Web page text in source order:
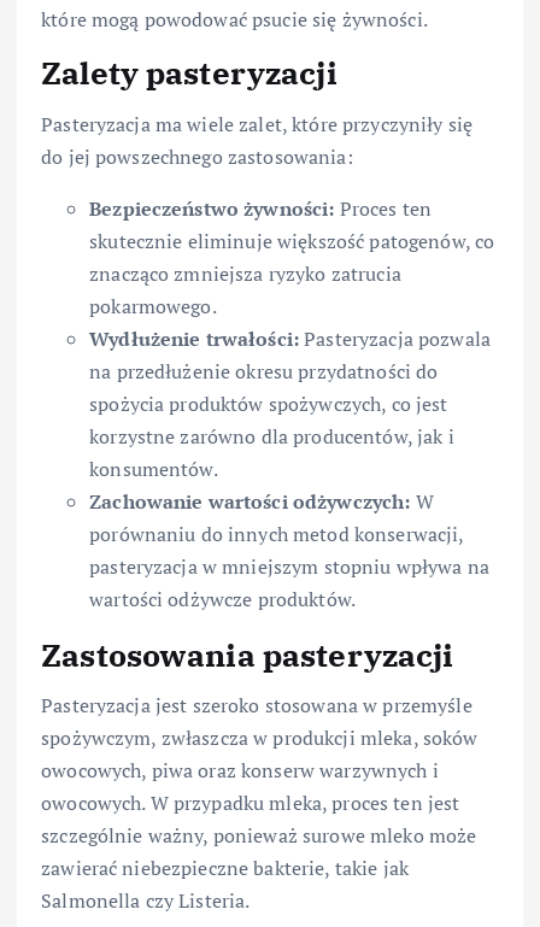
które mogą powodować psucie się żywności.
Zalety pasteryzacji
Pasteryzacja ma wiele zalet, które przyczyniły się
do jej powszechnego zastosowania:
Bezpieczeństwo żywności: Proces ten
skutecznie eliminuje większość patogenów, co
znacząco zmniejsza ryzyko zatrucia
pokarmowego.
Wydłużenie trwałości:Pasteryzacja pozwala
na przedłużenie okresu przydatności do
spożycia produktów spożywczych, co jest
korzystne zarówno dla producentów, jak i
konsumentów.
Zachowanie wartości odżywczych: W
porównaniu do innych metod konserwacji,
pasteryzacja w mniejszym stopniu wpływa na
wartości odżywcze produktów.
Zastosowania pasteryzacji
Pasteryzacja jest szeroko stosowana w przemyśle
spożywczym, zwłaszcza w produkcji mleka, soków
owocowych, piwa oraz konserw warzywnych i
owocowych. W przypadku mleka, proces ten jest
szczególnie ważny, ponieważ surowe mleko może
zawierać niebezpieczne bakterie, takie jak
Salmonella czy Listeria.